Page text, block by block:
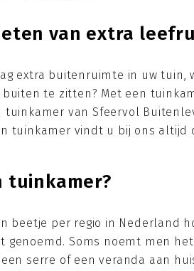
van extra
extra buitenruimte in uw
te zitten? Met een
tuinkamer van Sfeervol
tuinkamer vindt u bij ons
tuinkamer?
beetje per regio in Nederland
genoemd. Soms noemt men
serre of een veranda aan